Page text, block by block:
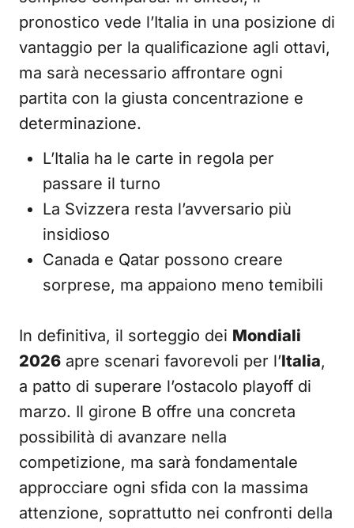
pronostico vede l’Italia in una posizione di
vantaggio per la qualificazione agli ottavi,
ma sarà necessario affrontare ogni
partita con la giusta concentrazione e
determinazione.
L’Italia ha le carte in regola per
passare il turno
La Svizzera resta l’avversario più
insidioso
Canada e Qatar possono creare
sorprese, ma appaiono meno temibili
In definitiva, il sorteggio dei Mondiali
2026 apre scenari favorevoli per l’Italia,
a patto di superare l’ostacolo playoff di
marzo. Il girone B offre una concreta
possibilità di avanzare nella
competizione, ma sarà fondamentale
approcciare ogni sfida con la massima
attenzione, soprattutto nei confronti della